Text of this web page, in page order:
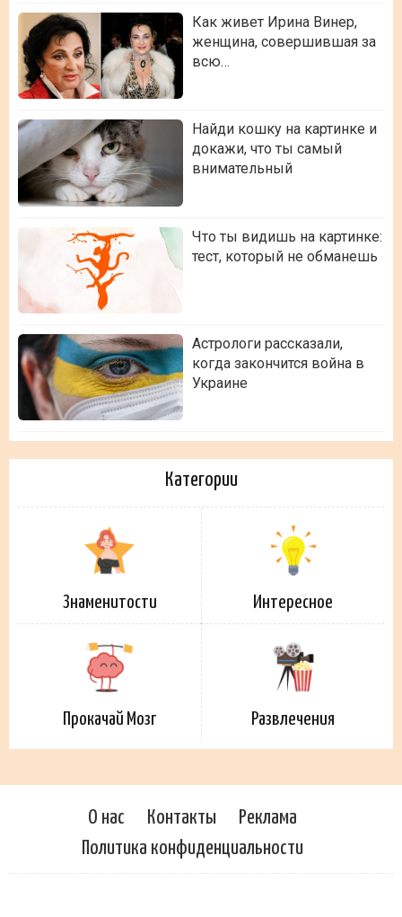
Как живет Ирина Винер,
женщина, совершившая за
всю…
Найди кошку на картинке и
докажи, что ты самый
внимательный
Что ты видишь на картинке:
тест, который не обманешь
Астрологи рассказали,
когда закончится война в
Украине
Категории
Знаменитости Интересное
Прокачай Мозг Развлечения
О нас Контакты
Реклама
Политика конфиденциальности